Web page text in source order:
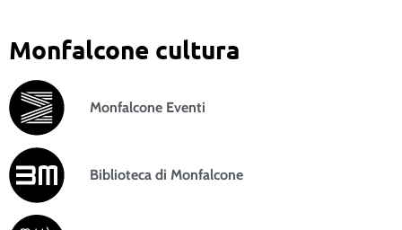
Monfalcone cultura
Monfalcone Eventi
Biblioteca di Monfalcone